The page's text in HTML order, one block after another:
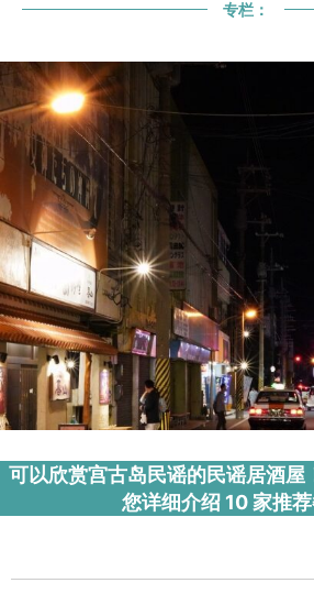
专栏：
可以欣赏宫古岛民谣的民谣居酒屋
您详细介绍 10 家推荐